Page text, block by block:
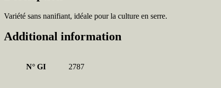
Variété sans nanifiant, idéale pour la culture en serre.
Additional information
N° GI 2787